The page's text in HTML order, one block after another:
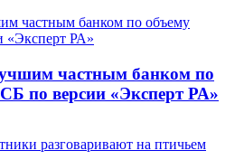
частным банком по
по версии «Эксперт РА»